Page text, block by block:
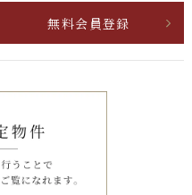
無料会員登録